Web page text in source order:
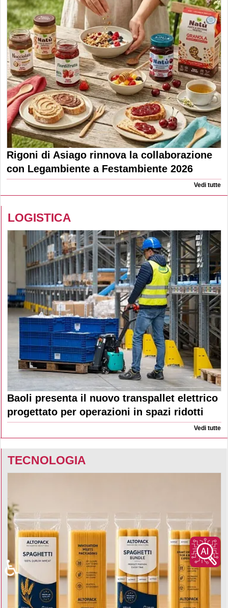
Rigoni di Asiago rinnova la collaborazione
con Legambiente a Festambiente 2026
Vedi tutte
LOGISTICA
Baoli presenta il nuovo transpallet elettrico
progettato per operazioni in spazi ridotti
Vedi tutte
TECNOLOGIA